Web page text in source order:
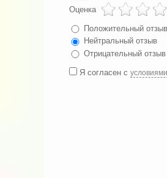
Оценка
Положительный отзыв
Нейтральный отзыв
Отрицательный отзыв
Я согласен с